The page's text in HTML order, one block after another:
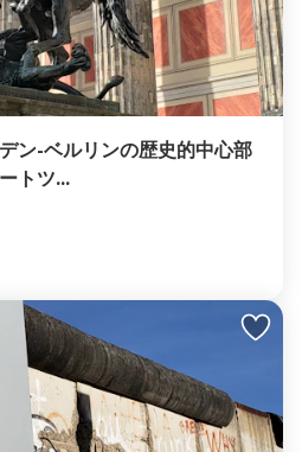
ン-ベルリンの歴史的中心部
トツ...